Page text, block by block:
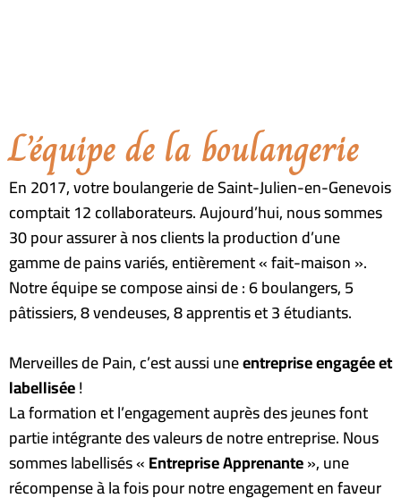
L’équipe de la boulangerie
En 2017, votre boulangerie de Saint-Julien-en-Genevois
comptait 12 collaborateurs. Aujourd’hui, nous sommes
30 pour assurer à nos clients la production d’une
gamme de pains variés, entièrement « fait-maison ».
Notre équipe se compose ainsi de : 6 boulangers, 5
pâtissiers, 8 vendeuses, 8 apprentis et 3 étudiants.
Merveilles de Pain, c’est aussi uneentreprise engagée et
labellisée!
La formation et l’engagement auprès des jeunes font
partie intégrante des valeurs de notre entreprise.Nous
sommes labellisés «Entreprise Apprenante», une
récompense à la fois pour notre engagement en faveur